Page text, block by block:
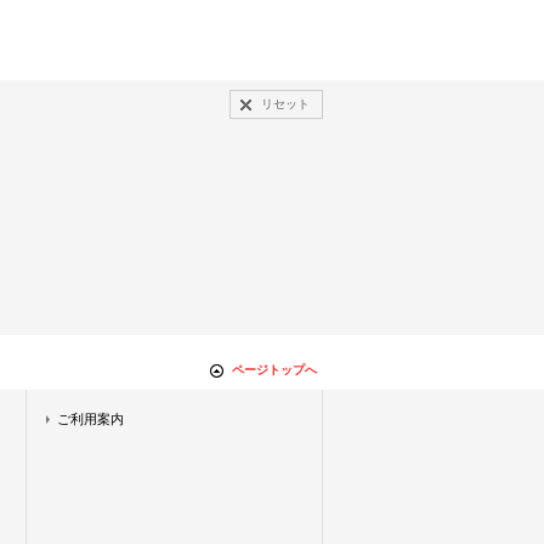
リセット
ページトップへ
ご利用案内